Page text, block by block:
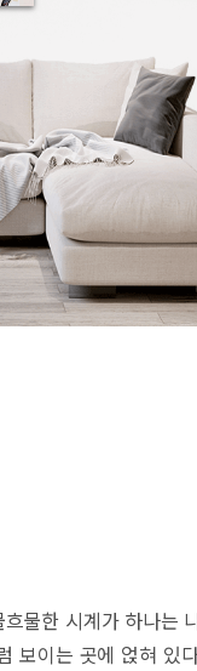
물한 시계가 하나는
보이는 곳에 얹혀 있